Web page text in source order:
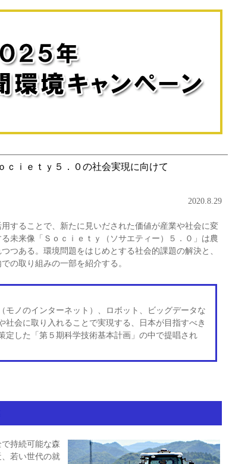
ｉｅｔｙ５．０の社会実現に向けて
2020.8.29
することで、新たに見いだされた価値が産業や社会に変
未来像「Ｓｏｃｉｅｔｙ（ソサエティー）５．０」は農
つある。環境問題をはじめとする社会的課題の解決と、
の取り組みの一部を紹介する。
ノのインターネット）、ロボット、ビッグデータな
社会に取り入れることで実現する、日本が目指すべき
定した「第５期科学技術基本計画」の中で提唱され
持続可能な森
若い世代の就